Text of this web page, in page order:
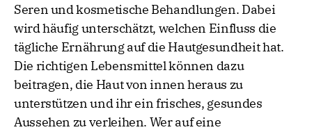
Seren und kosmetische Behandlungen. Dabei
wird häufig unterschätzt, welchen Einfluss die
tägliche Ernährung auf die Hautgesundheit hat.
Die richtigen Lebensmittel können dazu
beitragen, die Haut von innen heraus zu
unterstützen und ihr ein frisches, gesundes
Aussehen zu verleihen. Wer auf eine